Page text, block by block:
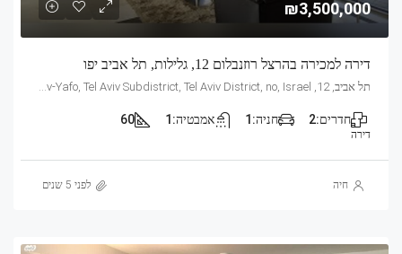
₪3,500,000
דירה למכירה בהרצל רוזנבלום 12, גלילות, תל אביב יפו
תל אביב, 12, Herzl Rosenblum, Tel Aviv, Glilot, Tel Aviv-Yafo, Tel Aviv Subdistrict, Tel Aviv District, no, Israel
חדרים:2 חניה: 1 אמבטיה: 1
60
דירה
חיה לפני 5 שנים